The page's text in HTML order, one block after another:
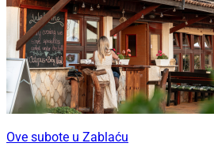
Ove subote u Zablaću